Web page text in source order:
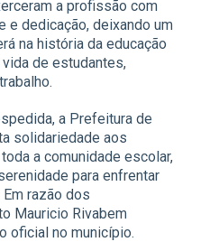
a profissão com
e dedicação, deixando um
na história da educação
de estudantes,
a Prefeitura de
solidariedade aos
a comunidade escolar,
para enfrentar
razão dos
Mauricio Rivabem
oficial no município.